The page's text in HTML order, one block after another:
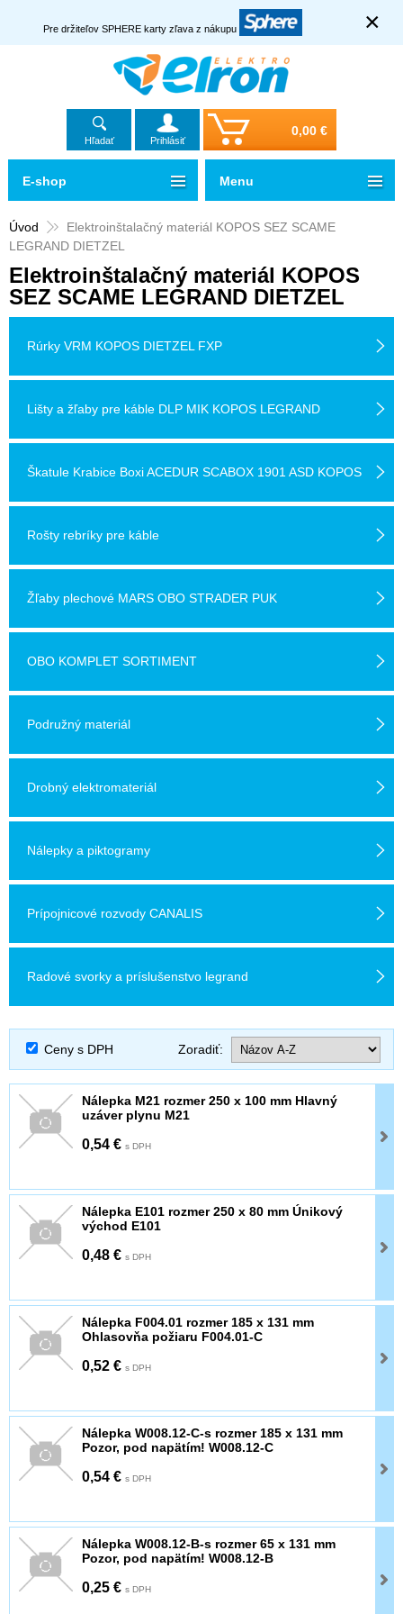
Pre držiteľov SPHERE karty zľava z nákupu ×
Hľadať Prihlásiť
0,00 €
Úvod
Elektroinštalačný materiál KOPOS SEZ SCAME
LEGRAND DIETZEL
Elektroinštalačný materiál KOPOS
SEZ SCAME LEGRAND DIETZEL
Rúrky VRM KOPOS DIETZEL FXP
Lišty a žľaby pre káble DLP MIK KOPOS LEGRAND
Škatule Krabice Boxi ACEDUR SCABOX 1901 ASD KOPOS
Rošty rebríky pre káble
Žľaby plechové MARS OBO STRADER PUK
OBO KOMPLET SORTIMENT
Podružný materiál
Drobný elektromateriál
Nálepky a piktogramy
Prípojnicové rozvody CANALIS
Radové svorky a príslušenstvo legrand
Ceny s DPH Zoradiť:
Nálepka M21 rozmer 250 x 100 mm Hlavný
uzáver plynu M21
0,54 € s DPH
Nálepka E101 rozmer 250 x 80 mm Únikový
východ E101
0,48 € s DPH
Nálepka F004.01 rozmer 185 x 131 mm
Ohlasovňa požiaru F004.01-C
0,52 € s DPH
Nálepka W008.12-C-s rozmer 185 x 131 mm
Pozor, pod napätím! W008.12-C
0,54 € s DPH
Nálepka W008.12-B-s rozmer 65 x 131 mm
Pozor, pod napätím! W008.12-B
0,25 € s DPH
E-shop Menu